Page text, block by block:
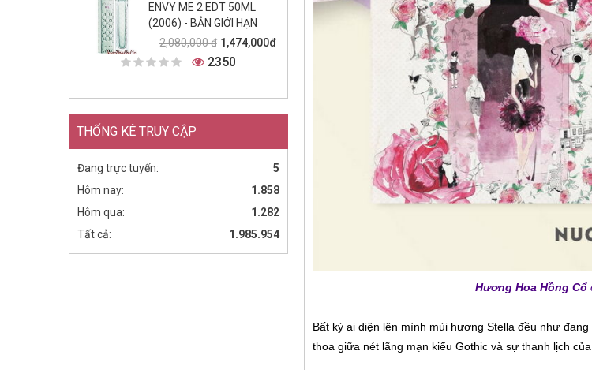
ENVY ME 2 EDT 50ML
(2006) - BẢN GIỚI HẠN
2,080,000 đ 1,474,000đ
2350
THỐNG KÊ TRUY CẬP
Đang trực tuyến:
5
Hôm nay:
1.858
Hôm qua:
1.282
Tất cả:
1.985.954
Hương Hoa Hồng Cổ
Bất kỳ ai diện lên mình mùi hương Stella đều như
thoa giữa nét lãng mạn kiểu Gothic và sự thanh lịch